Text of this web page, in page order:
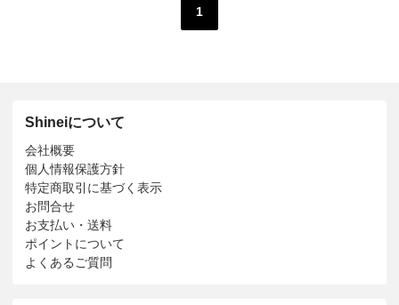
1
Shineiについて
会社概要
個人情報保護方針
特定商取引に基づく表示
お問合せ
お支払い・送料
ポイントについて
よくあるご質問